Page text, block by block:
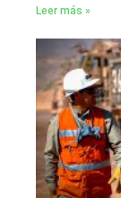
Leer más »